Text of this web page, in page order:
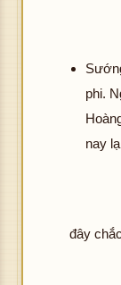
phi.
nay
đây